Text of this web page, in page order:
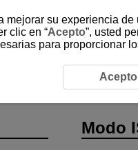
SCN: Vídeo
Modo
mejorar su experiencia
clic en “Acepto”, usted
para proporcionar
Acepto